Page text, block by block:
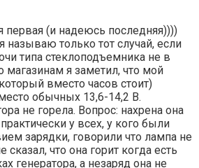
первая (и надеюсь последняя))))
только тот случай, если
типа стеклоподъемника не в
магазинам я заметил, что мой
вместо часов стоит)
обычных 13,6-14,2 В.
не горела. Вопрос: нахрена она
у всех, у кого были
зарядки, говорили что лампа не
что она горит когда есть
генератора, а незаряд она не